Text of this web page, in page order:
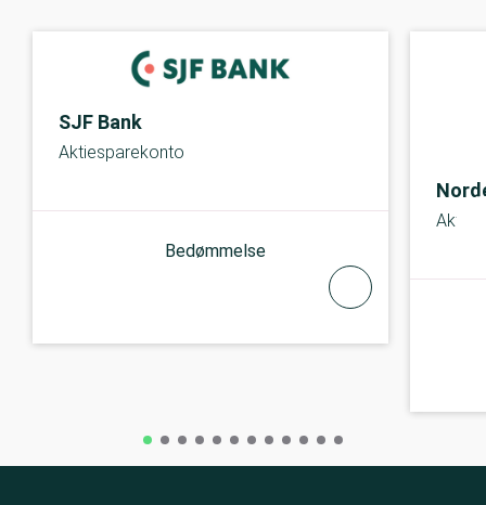
SJF Bank
Aktiesparekonto
Bedømmelse